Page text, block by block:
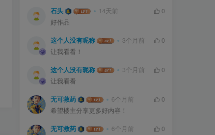
石头 14天前
0
好作品
这个人没有昵称 3个月前
0
让我看看！
这个人没有昵称 3个月前
0
让我看看
无可救药 6个月前
0
希望楼主分享更多好内容！
无可救药 6个月前
0